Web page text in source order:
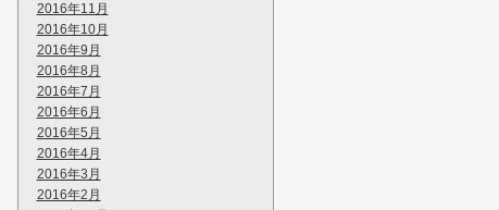
2016年11月
2016年10月
2016年9月
2016年8月
2016年7月
2016年6月
2016年5月
2016年4月
2016年3月
2016年2月